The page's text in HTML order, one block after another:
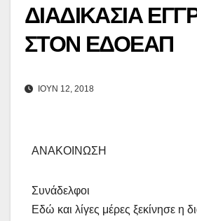
ΔΙΑΔΙΚΑΣΙΑ
ΣΤΟΝ ΕΔΟΕΑΠ
ΙΟΎΝ 12, 2018
ΑΝΑΚΟΙΝΩΣΗ
Συνάδελφοι
Εδώ και λίγες μέρες ξεκίνησε η